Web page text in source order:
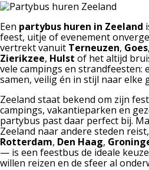
Een partybus huren in Zeeland
feest, uitje of evenement
vertrekt vanuit Terneuzen, Goes,
Zierikzee, Hulst of het altijd
vele campings en strandfeesten:
samen, veilig én in stijl naar elke
Zeeland staat bekend om zijn
campings, vakantieparken en
partybus past daar perfect bij.
Zeeland naar andere steden
Rotterdam, Den Haag,
— is een feestbus de ideale
willen reizen en de sfeer al